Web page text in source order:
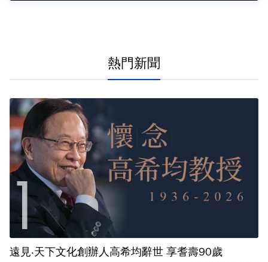
熱門新聞
遠見‧天下文化創辦人高希均辭世 享耆壽90歲